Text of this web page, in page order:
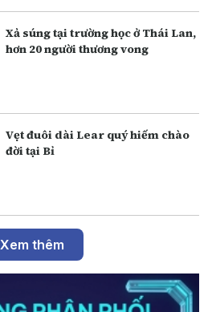
Xả súng tại trường học ở Thái Lan,
hơn 20 người thương vong
Vẹt đuôi dài Lear quý hiếm chào
đời tại Bỉ
Xem thêm